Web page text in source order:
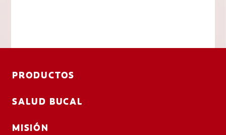
PRODUCTOS
SALUD BUCAL
MISIÓN